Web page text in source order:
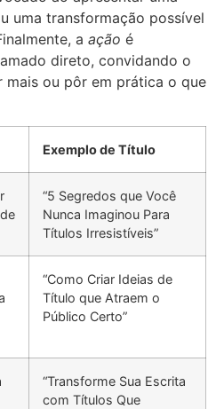
uma transformação possível
a ação é
direto, convidando o
mais ou pôr em prática o que
Exemplo de Título
“5 Segredos que Você
Nunca Imaginou Para
Títulos Irresistíveis”
“Como Criar Ideias de
Título que Atraem o
Público Certo”
“Transforme Sua Escrita
com Títulos Que